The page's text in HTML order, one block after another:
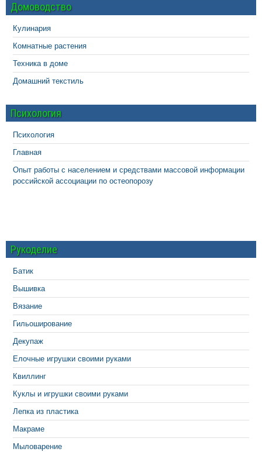
Домоводство
Кулинария
Комнатные растения
Техника в доме
Домашний текстиль
Психология
Психология
Главная
Опыт работы с населением и средствами массовой информации
российской ассоциации по остеопорозу
Рукоделие
Батик
Вышивка
Вязание
Гильоширование
Декупаж
Елочные игрушки своими руками
Квиллинг
Куклы и игрушки своими руками
Лепка из пластика
Макраме
Мыловарение